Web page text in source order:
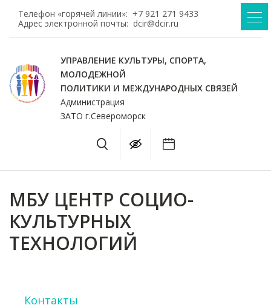
Телефон «горячей линии»: +7 921 271 9433
Адрес электронной почты: dcir@dcir.ru
УПРАВЛЕНИЕ КУЛЬТУРЫ, СПОРТА,
МОЛОДЕЖНОЙ
ПОЛИТИКИ И МЕЖДУНАРОДНЫХ СВЯЗЕЙ
Администрация
ЗАТО г.Североморск
МБУ ЦЕНТР СОЦИО-
КУЛЬТУРНЫХ
ТЕХНОЛОГИЙ
Контакты